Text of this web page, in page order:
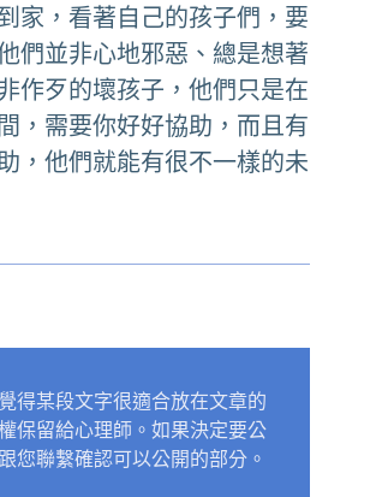
家，看著自己的孩子們，要
們並非心地邪惡、總是想著
作歹的壞孩子，他們只是在
，需要你好好協助，而且有
，他們就能有很不一樣的未
得某段文字很適合放在文章的
保留給心理師。如果決定要公
您聯繫確認可以公開的部分。